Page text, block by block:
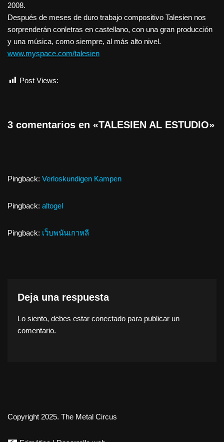
2008.
Después de meses de duro trabajo compositivo Talesien nos
sorprenderán conletras en castellano, con una gran producción
y una música, como siempre, al más alto nivel.
www.myspace.com/talesien
Post Views:
3 comentarios en «TALESIEN AL ESTUDIO»
Pingback: Verloskundigen Kampen
Pingback: altogel
Pingback: เว็บพนันเกาหลี
Deja una respuesta
Lo siento, debes estar conectado para publicar un
comentario.
Copyright 2025. The Metal Circus